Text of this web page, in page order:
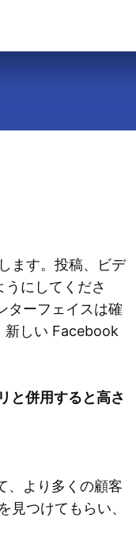
ます。投稿、ビデ
にしてくださ
ターフェイスは確
新しい Facebook
と併用すると高さ
、より多くの顧客
つけてもらい、